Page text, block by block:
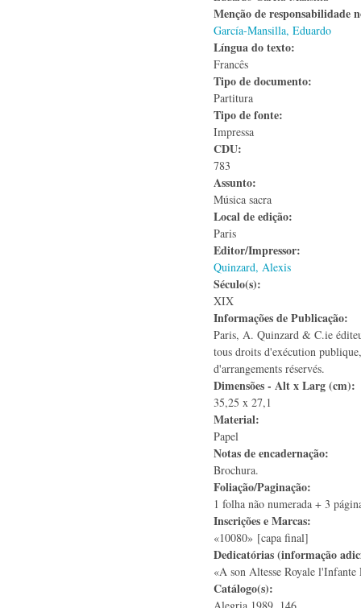
Menção de responsabilidade
García-Mansilla, Eduardo
Língua do texto:
Francês
Tipo de documento:
Partitura
Tipo de fonte:
Impressa
CDU:
783
Assunto:
Música sacra
Local de edição:
Paris
Editor/Impressor:
Quinzard, Alexis
Século(s):
XIX
Informações de Publicação:
Paris, A. Quinzard & C.ie
tous droits d'exécution
d'arrangements réservés.
Dimensões - Alt x Larg (cm):
35,25 x 27,1
Material:
Papel
Notas de encadernação:
Brochura.
Foliação/Paginação:
1 folha não numerada + 3
Inscrições e Marcas:
«10080» [capa final]
Dedicatórias (informação
«A son Altesse Royale l'Infante
Catálogo(s):